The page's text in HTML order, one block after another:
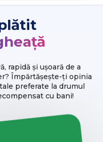
rapidă și ușoară de a
Împărtășește-ți opinia
preferate la drumul
cu bani!